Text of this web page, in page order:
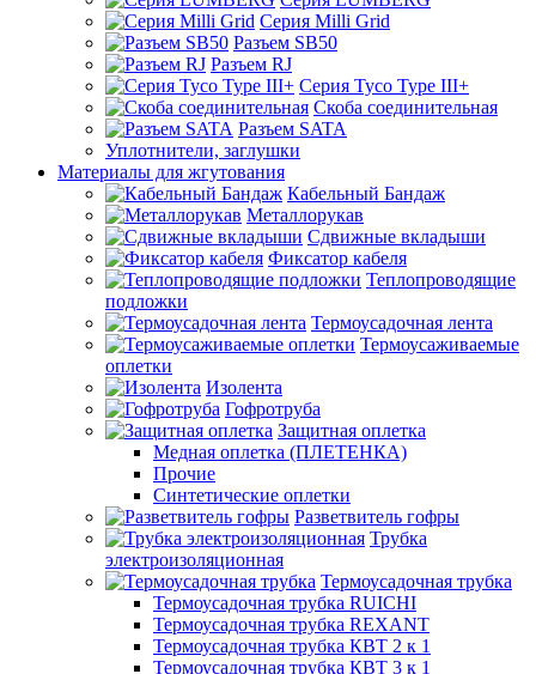
Серия Milli Grid
Разъем SB50
Разъем RJ
Серия Tyco Type III+
Скоба соединительная
Разъем SATA
Уплотнители, заглушки
Материалы для жгутования
Кабельный Бандаж
Металлорукав
Сдвижные вкладыши
Фиксатор кабеля
Теплопроводящие
подложки
Термоусадочная лента
Термоусаживаемые
оплетки
Изолента
Гофротруба
Защитная оплетка
Медная оплетка (ПЛЕТЕНКА)
Прочие
Синтетические оплетки
Разветвитель гофры
Трубка
электроизоляционная
Термоусадочная трубка
Термоусадочная трубка RUICHI
Термоусадочная трубка REXANT
Термоусадочная трубка КВТ 2 к 1
Термоусадочная трубка КВТ 3 к 1